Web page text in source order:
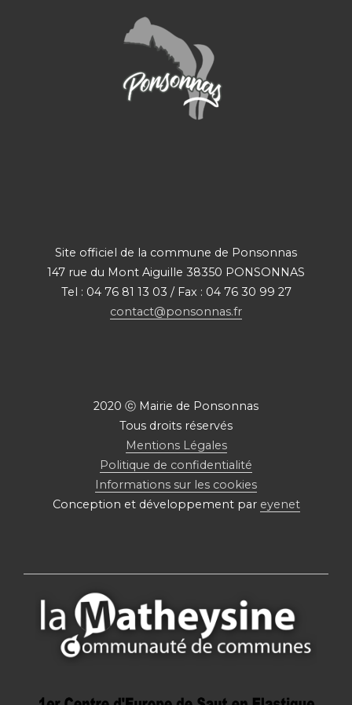
Site officiel de la commune de Ponsonnas
147 rue du Mont Aiguille 38350 PONSONNAS
Tel : 04 76 81 13 03 / Fax : 04 76 30 99 27
contact@ponsonnas.fr
2020 ⓒ Mairie de Ponsonnas
Tous droits réservés
Mentions Légales
Politique de confidentialité
Informations sur les cookies
Conception et développement par eyenet